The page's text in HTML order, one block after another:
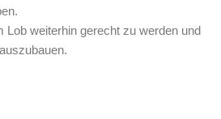
Lob weiterhin gerecht zu werden und